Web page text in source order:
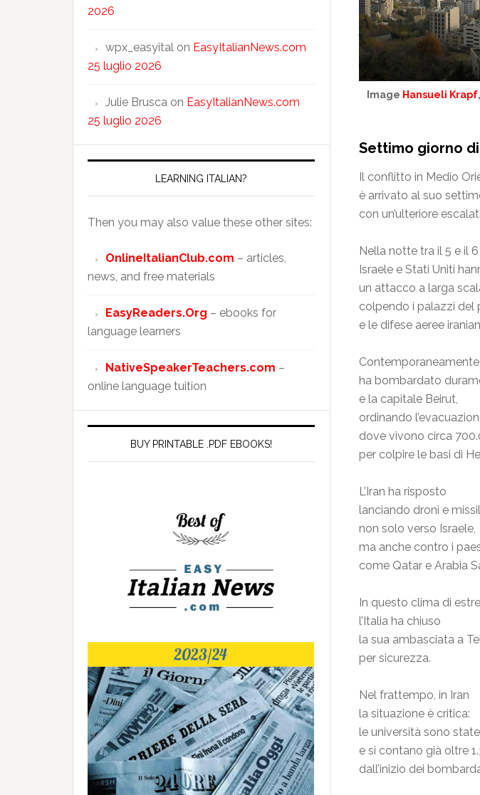
Image Hansueli Krapf,
Settimo giorno
Il conflitto in Medio
è arrivato al suo
con un’ulteriore
Nella notte tra il 5 e il
Israele e Stati Uniti
un attacco a larga
colpendo i palazzi del
e le difese aeree
ha bombardato
e la capitale Beirut,
ordinando
dove vivono circa
per colpire le basi di
L’Iran ha risposto
lanciando droni e
non solo verso Israele,
ma anche contro i
come Qatar e Arabia
In questo clima di
l’Italia ha chiuso
la sua ambasciata a
per sicurezza.
Nel frattempo, in Iran
la situazione è critica:
le università sono
e si contano già oltre
dall’inizio dei
2026
wpx_easyital on EasyItalianNews.com
25 luglio 2026
Julie Brusca on EasyItalianNews.com
25 luglio 2026
LEARNING ITALIAN?
Then you may also value these other sites:
OnlineItalianClub.com – articles,
news, and free materials
EasyReaders.Org – ebooks for
language learners
NativeSpeakerTeachers.com –
online language tuition
BUY PRINTABLE .PDF EBOOKS!